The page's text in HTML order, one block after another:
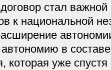
стал важной
к национальной
в
которая уже